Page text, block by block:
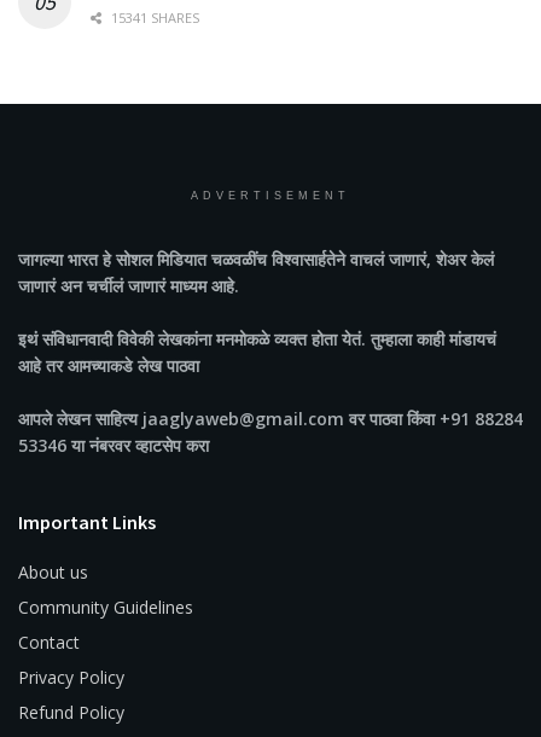
15341 SHARES
ADVERTISEMENT
जागल्या भारतहे सोशल मिडियात चळवळींच विश्वासार्हतेने वाचलं जाणारं, शेअर केलं
जाणारं अन चर्चीलं जाणारं माध्यम आहे.
इथं संविधानवादी विवेकी लेखकांना मनमोकळे व्यक्त होता येतं. तुम्हाला काही मांडायचं
आहे तर आमच्याकडे लेख पाठवा
आपले लेखन साहित्य jaaglyaweb@gmail.com वर पाठवा किंवा +91 88284
53346 या नंबरवर व्हाटसेप करा
Important Links
About us
Community Guidelines
Contact
Privacy Policy
Refund Policy